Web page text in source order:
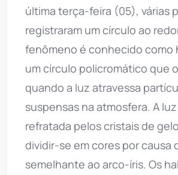
última terça-feira (05), várias
registraram um círculo ao
fenômeno é conhecido como
um círculo policromático que
quando a luz atravessa
suspensas na atmosfera. A
refratada pelos cristais de
dividir-se em cores por causa
semelhante ao arco-íris. Os